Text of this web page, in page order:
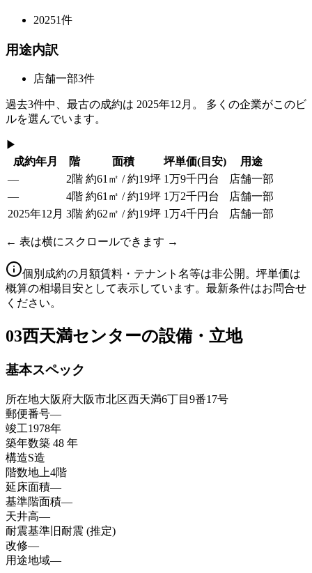
20251件
用途内訳
店舗一部3件
過去3件中、最古の成約は 2025年12月 。 多くの企業がこのビ
ルを選んでいます。
▶
成約年月
階 面積 坪単価(目安)
用途
—
2階 約61㎡ / 約19坪 1万9千円台
店舗一部
—
4階 約61㎡ / 約19坪 1万2千円台
店舗一部
2025年12月 3階 約62㎡ / 約19坪 1万4千円台 店舗一部
← 表は横にスクロールできます →
個別成約の月額賃料・テナント名等は非公開。坪単価は
概算の相場目安として表示しています。最新条件はお問合せ
ください。
03西天満センターの設備・立地
基本スペック
所在地大阪府大阪市北区西天満6丁目9番17号
郵便番号—
竣工1978年
築年数築 48 年
構造S造
階数地上4階
延床面積—
基準階面積—
天井高—
耐震基準 旧耐震 (推定)
改修—
用途地域—